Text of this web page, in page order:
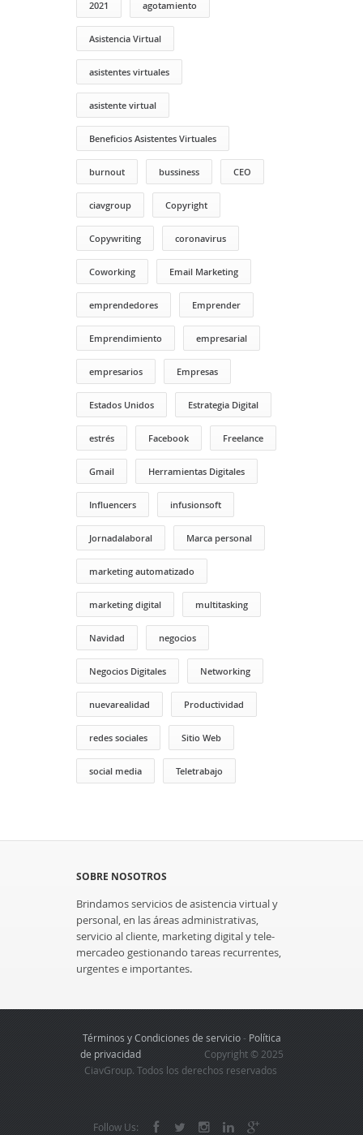
2021 agotamiento
Asistencia Virtual
asistentes virtuales
asistente virtual
Beneficios Asistentes Virtuales
burnout bussiness CEO
ciavgroup Copyright
Copywriting coronavirus
Coworking Email Marketing
emprendedores Emprender
Emprendimiento empresarial
empresarios Empresas
Estados Unidos Estrategia Digital
estrés Facebook Freelance
Gmail Herramientas Digitales
Influencers infusionsoft
Jornadalaboral Marca personal
marketing automatizado
marketing digital multitasking
Navidad negocios
Negocios Digitales Networking
nuevarealidad Productividad
redes sociales Sitio Web
social media Teletrabajo
SOBRE NOSOTROS
Brindamos servicios de asistencia virtual y
personal, en las áreas administrativas,
servicio al cliente, marketing digital y tele-
mercadeo gestionando tareas recurrentes,
urgentes e importantes.
Términos y Condiciones de servicio- Política
de privacidadCopyright © 2025
CiavGroup. Todos los derechos reservados
Follow Us: